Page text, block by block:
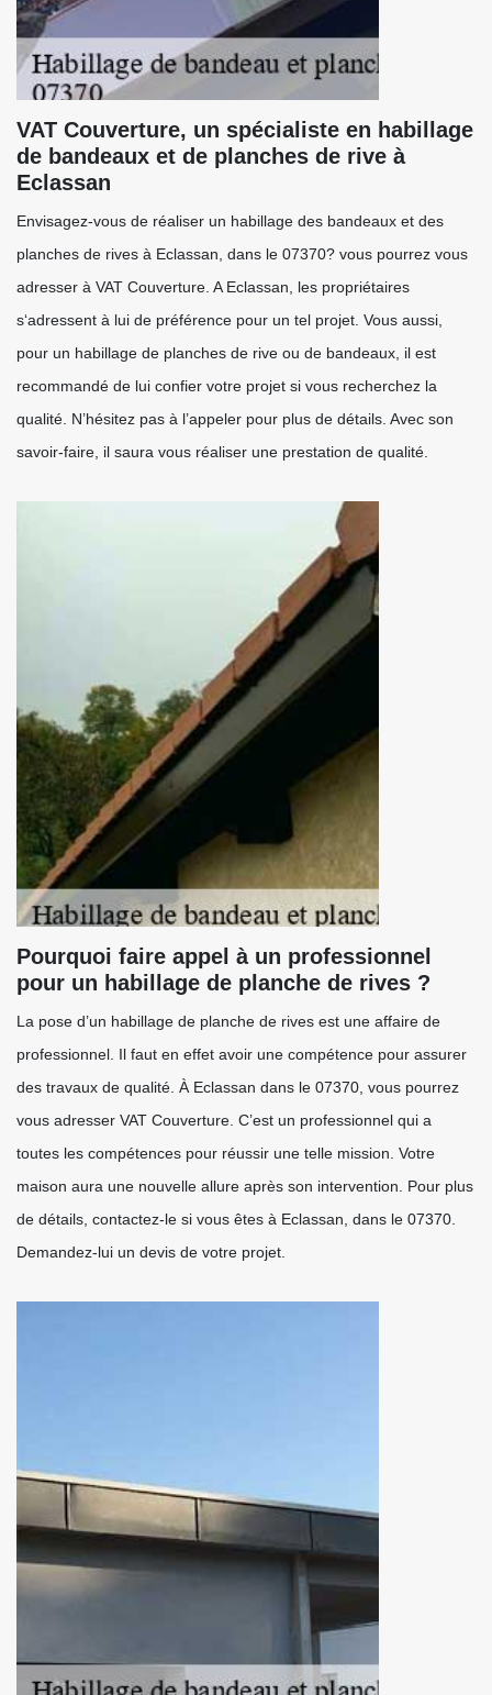
VAT Couverture, un spécialiste en habillage
de bandeaux et de planches de rive à
Eclassan
Envisagez-vous de réaliser un habillage des bandeaux et des
planches de rives à Eclassan, dans le 07370? vous pourrez vous
adresser à VAT Couverture. A Eclassan, les propriétaires
s‘adressent à lui de préférence pour un tel projet. Vous aussi,
pour un habillage de planches de rive ou de bandeaux, il est
recommandé de lui confier votre projet si vous recherchez la
qualité. N’hésitez pas à l’appeler pour plus de détails. Avec son
savoir-faire, il saura vous réaliser une prestation de qualité.
Pourquoi faire appel à un professionnel
pour un habillage de planche de rives ?
La pose d’un habillage de planche de rives est une affaire de
professionnel. Il faut en effet avoir une compétence pour assurer
des travaux de qualité. À Eclassan dans le 07370, vous pourrez
vous adresser VAT Couverture. C’est un professionnel qui a
toutes les compétences pour réussir une telle mission. Votre
maison aura une nouvelle allure après son intervention. Pour plus
de détails, contactez-le si vous êtes à Eclassan, dans le 07370.
Demandez-lui un devis de votre projet.